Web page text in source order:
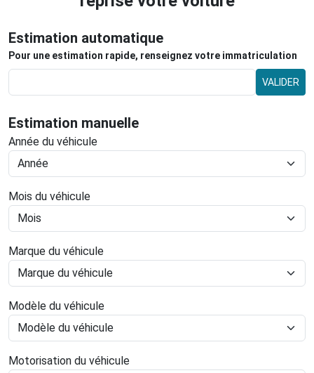
Estimation automatique
Pour une estimation rapide, renseignez votre immatriculation
VALIDER
Estimation manuelle
Année du véhicule
Mois du véhicule
Marque du véhicule
Modèle du véhicule
Motorisation du véhicule